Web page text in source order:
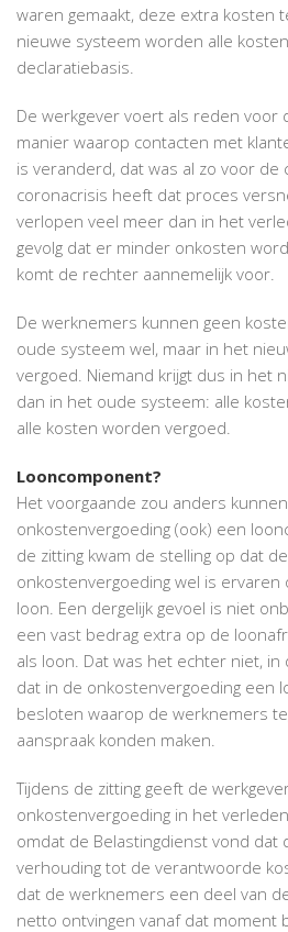
waren gemaakt, deze extra kosten
nieuwe systeem worden alle
declaratiebasis.
De werkgever voert als reden voor
manier waarop contacten met
is veranderd, dat was al zo voor de
coronacrisis heeft dat proces
verlopen veel meer dan in het
gevolg dat er minder onkosten
komt de rechter aannemelijk voor.
De werknemers kunnen geen
oude systeem wel, maar in het
vergoed. Niemand krijgt dus in het
dan in het oude systeem: alle
alle kosten worden vergoed.
Looncomponent?
Het voorgaande zou anders
onkostenvergoeding (ook) een
de zitting kwam de stelling op dat
onkostenvergoeding wel is ervaren
loon. Een dergelijk gevoel is niet
een vast bedrag extra op de
als loon. Dat was het echter niet,
dat in de onkostenvergoeding een
besloten waarop de werknemers
aanspraak konden maken.
Tijdens de zitting geeft de
onkostenvergoeding in het
omdat de Belastingdienst vond dat
verhouding tot de verantwoorde
dat de werknemers een deel van
netto ontvingen vanaf dat moment